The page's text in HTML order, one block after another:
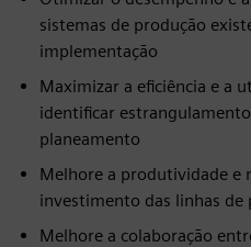
sistemas de produção
implementação
Maximizar a eficiência e a
identificar
planeamento
Melhore a produtividade e
investimento das linhas de
Melhore a colaboração